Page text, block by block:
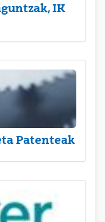
IK
Patenteak